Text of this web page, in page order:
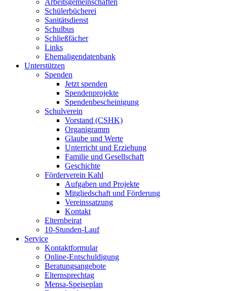
Arbeitsgemeinschaften
Schülerbücherei
Sanitätsdienst
Schulbus
Schließfächer
Links
Ehemaligendatenbank
Unterstützen
Spenden
Jetzt spenden
Spendenprojekte
Spendenbescheinigung
Schulverein
Vorstand (CSHK)
Organigramm
Glaube und Werte
Unterricht und Erziehung
Familie und Gesellschaft
Geschichte
Förderverein Kahl
Aufgaben und Projekte
Mitgliedschaft und Förderung
Vereinssatzung
Kontakt
Elternbeirat
10-Stunden-Lauf
Service
Kontaktformular
Online-Entschuldigung
Beratungsangebote
Elternsprechtag
Mensa-Speiseplan